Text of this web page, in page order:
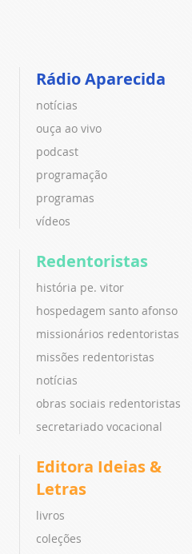
Rádio Aparecida
notícias
ouça ao vivo
podcast
programação
programas
vídeos
Redentoristas
história pe. vitor
hospedagem santo afonso
missionários redentoristas
missões redentoristas
notícias
obras sociais redentoristas
secretariado vocacional
Editora Ideias &
Letras
livros
coleções